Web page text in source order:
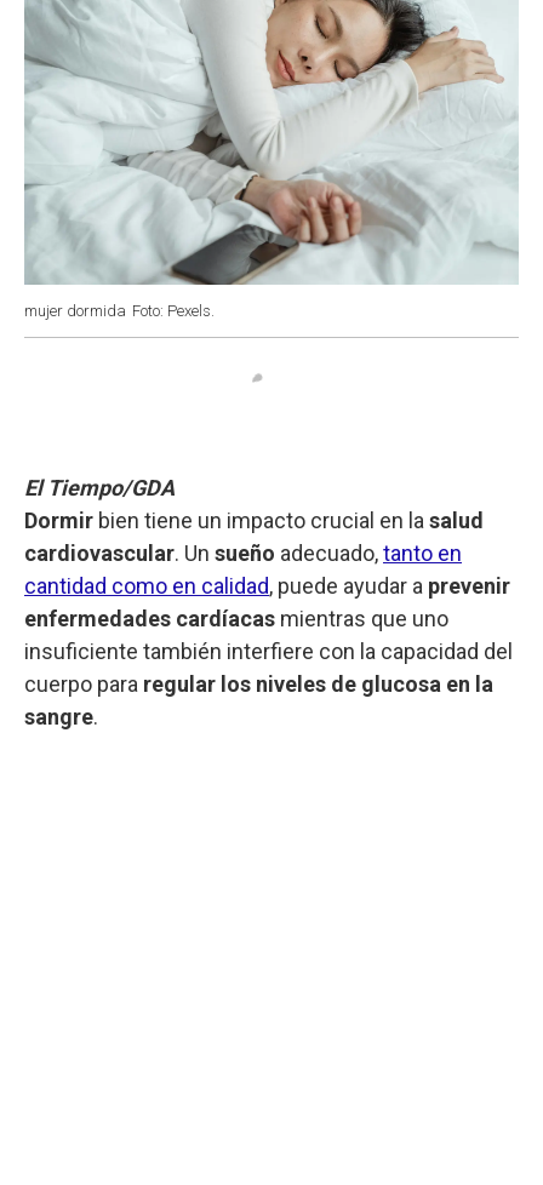
mujer dormida Foto: Pexels.
El Tiempo/GDA
Dormir bien tiene un impacto crucial en la salud
cardiovascular. Un sueño adecuado,tanto en
cantidad como en calidad, puede ayudar a prevenir
enfermedades cardíacas mientras que uno
insuficiente también interfiere con la capacidad del
cuerpo para regular los niveles de glucosa en la
sangre.